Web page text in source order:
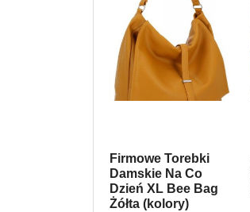
Firmowe Torebki
Damskie Na Co
Dzień XL Bee Bag
Żółta (kolory)